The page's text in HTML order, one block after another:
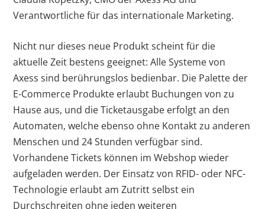
Verantwortliche für das internationale Marketing.
Nicht nur dieses neue Produkt scheint für die
aktuelle Zeit bestens geeignet: Alle Systeme von
Axess sind berührungslos bedienbar. Die Palette der
E-Commerce Produkte erlaubt Buchungen von zu
Hause aus, und die Ticketausgabe erfolgt an den
Automaten, welche ebenso ohne Kontakt zu anderen
Menschen und 24 Stunden verfügbar sind.
Vorhandene Tickets können im Webshop wieder
aufgeladen werden. Der Einsatz von RFID- oder NFC-
Technologie erlaubt am Zutritt selbst ein
Durchschreiten ohne jeden weiteren